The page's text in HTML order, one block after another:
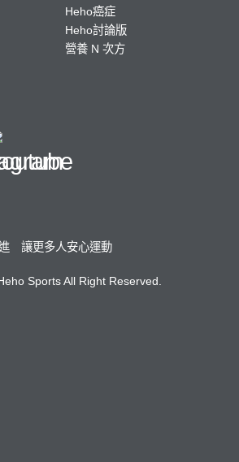
讓更多人安心運動
Sports All Right Reserved.
Heho癌症
Heho討論版
營養 N 次方